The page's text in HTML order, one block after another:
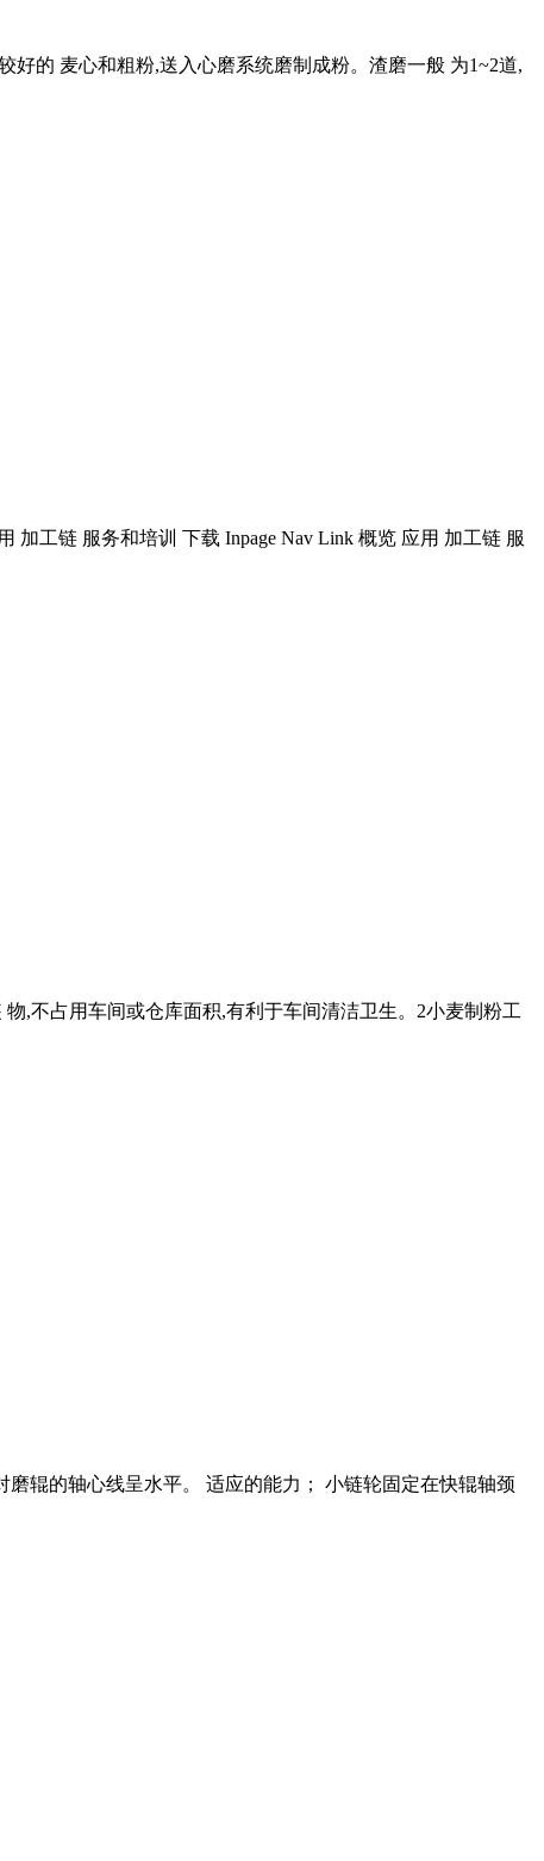
的 麦心和粗粉,送入心磨系统磨制成粉。渣磨一般 为1~2道,
工链 服务和培训 下载 Inpage Nav Link 概览 应用 加工链 服
,不占用车间或仓库面积,有利于车间清洁卫生。2小麦制粉工
辊的轴心线呈水平。 适应的能力； 小链轮固定在快辊轴颈